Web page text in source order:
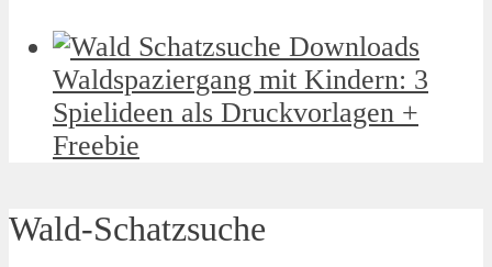
Waldspaziergang mit Kindern: 3
Spielideen als Druckvorlagen +
Freebie
Wald-Schatzsuche